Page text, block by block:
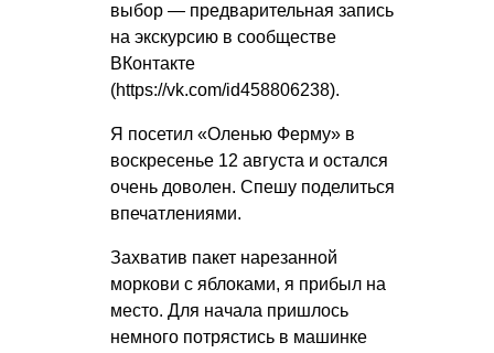
выбор — предварительная запись
на экскурсию в сообществе
ВКонтакте
(https://vk.com/id458806238).
Я посетил «Оленью Ферму» в
воскресенье 12 августа и остался
очень доволен. Спешу поделиться
впечатлениями.
Захватив пакет нарезанной
моркови с яблоками, я прибыл на
место. Для начала пришлось
немного потрястись в машинке